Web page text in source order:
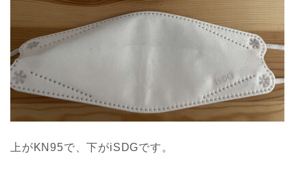
上がKN95で、下がiSDGです。